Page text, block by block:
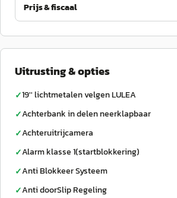
Prijs & fiscaal
Uitrusting & opties
✓19'' lichtmetalen velgen LULEA
✓Achterbank in delen neerklapbaar
✓Achteruitrijcamera
✓Alarm klasse 1(startblokkering)
✓Anti Blokkeer Systeem
✓Anti doorSlip Regeling